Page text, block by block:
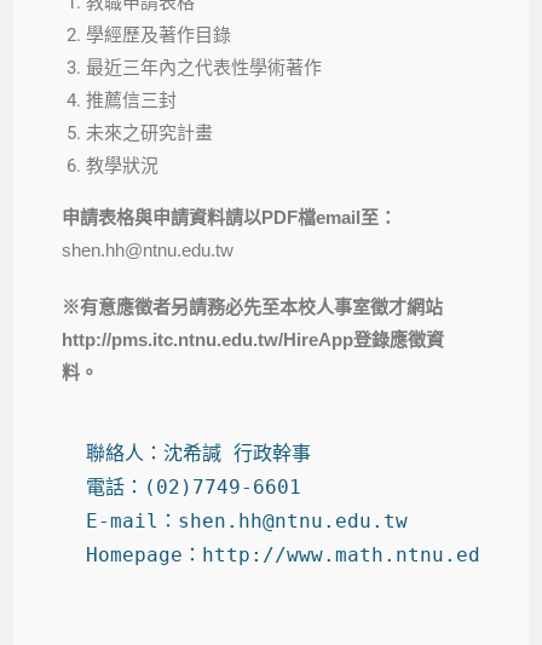
學經歷及著作目錄
最近三年內之代表性學術著作
推薦信三封
未來之研究計畫
教學狀況
申請表格與申請資料請以PDF檔email至：
shen.hh@ntnu.edu.tw
※有意應徵者另請務必先至本校人事室徵才網站
http://pms.itc.ntnu.edu.tw/HireApp登錄應徵資
料。
聯絡人：沈希諴 行政幹事
電話：(02)7749-6601
E-mail：shen.hh@ntnu.edu.tw
Homepage：http://www.math.ntnu.edu.tw